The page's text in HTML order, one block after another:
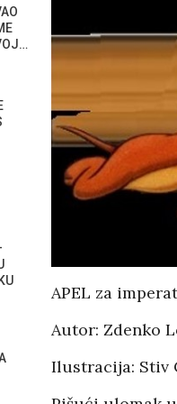
APEL za
Autor: Zdenko
Ilustracija: Stiv
04/
FESTIVALA
02/08/2026
U
02/08/2026
02/